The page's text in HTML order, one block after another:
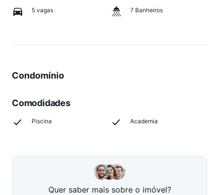
5 vagas 7 Banheiros
Condomínio
Comodidades
Piscina Academia
Quer saber mais sobre o imóvel?